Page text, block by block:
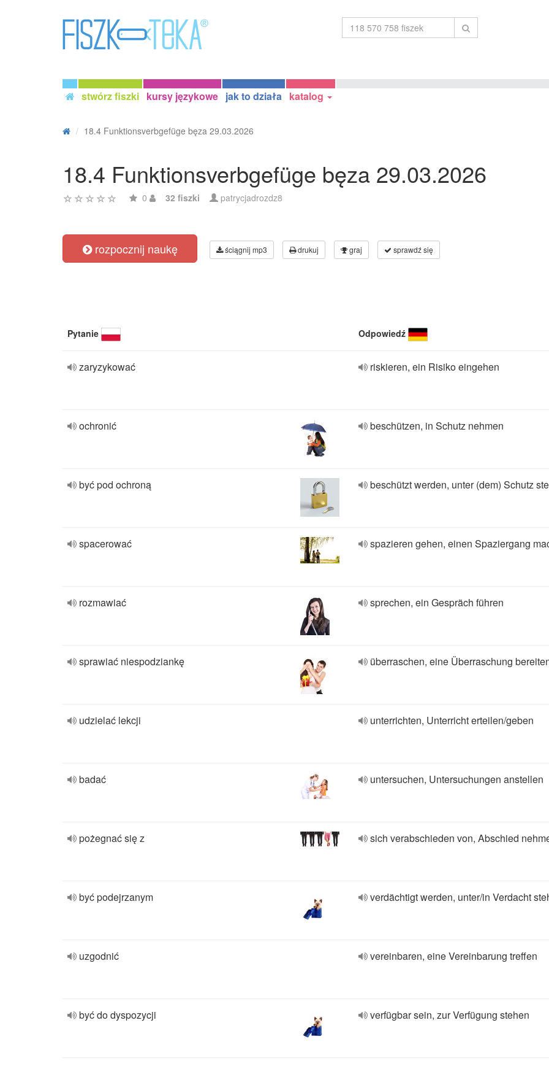
stwórz fiszki kursy językowe jak to działa katalog
18.4 Funktionsverbgefüge bęza 29.03.2026
18.4 Funktionsverbgefüge bęza 29.03.2026
0 32 fiszki patrycjadrozdz8
rozpocznij naukę ściągnij mp3 drukuj graj sprawdź się
Pytanie Odpowiedź
zaryzykować riskieren, ein Risiko eingehen
ochronić beschützen, in Schutz nehmen
być pod ochroną beschützt werden, unter (dem) Schutz
spacerować spazieren gehen, einen Spaziergang
rozmawiać sprechen, ein Gespräch führen
sprawiać niespodziankę überraschen, eine Überraschung
udzielać lekcji unterrichten, Unterricht erteilen/geben
badać untersuchen, Untersuchungen anstellen
pożegnać się z sich verabschieden von, Abschied
być podejrzanym verdächtigt werden, unter/in Verdacht
uzgodnić vereinbaren, eine Vereinbarung treffen
być do dyspozycji verfügbar sein, zur Verfügung stehen